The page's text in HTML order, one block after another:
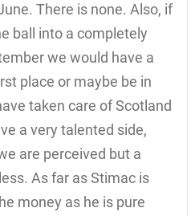
There is none. Also, if
ball into a completely
we would have a
place or maybe be in
taken care of Scotland
a very talented side,
are perceived but a
As far as Stimac is
money as he is pure